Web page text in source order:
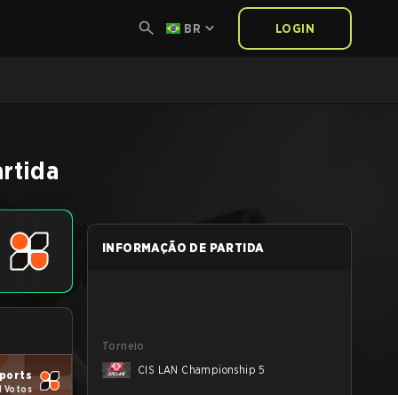
BR LOGIN
Votos
INFORMAÇÃO DE PARTIDA
Torneio
CIS LAN Championship 5